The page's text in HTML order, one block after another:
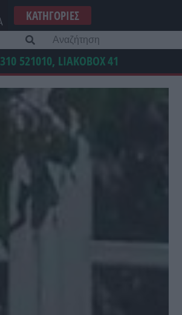
ΚΑΤΗΓΟΡΊΕΣ
521010, LIAKOBOX41